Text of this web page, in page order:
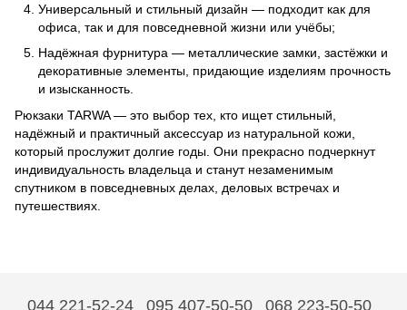
Универсальный и стильный дизайн — подходит как для
офиса, так и для повседневной жизни или учёбы;
Надёжная фурнитура — металлические замки, застёжки и
декоративные элементы, придающие изделиям прочность
и изысканность.
Рюкзаки TARWA — это выбор тех, кто ищет стильный,
надёжный и практичный аксессуар из натуральной кожи,
который прослужит долгие годы. Они прекрасно подчеркнут
индивидуальность владельца и станут незаменимым
спутником в повседневных делах, деловых встречах и
путешествиях.
044 221-52-24 095 407-50-50 068 223-50-50